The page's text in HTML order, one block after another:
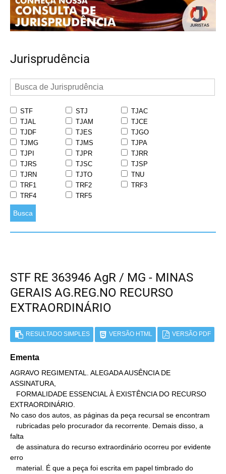
Jurisprudência
STF STJ
TJAC
TJAL
TJAM
TJCE
TJDF
TJES
TJGO
TJMG
TJMS
TJPA
TJPI
TJPR
TJRR
TJRS
TJSC
TJSP
TJRN
TJTO
TNU
TRF1
TRF2
TRF3
TRF4
TRF5
Busca
STF RE 363946 AgR / MG - MINAS
GERAIS AG.REG.NO RECURSO
EXTRAORDINÁRIO
RESULTADO SIMPLES VERSÃO HTML VERSÃO PDF
Ementa
AGRAVO REGIMENTAL. ALEGADA AUSÊNCIA DE
ASSINATURA,
EXTRAORDINÁRIO.
No caso dos autos, as páginas da peça recursal se encontram
falta
erro